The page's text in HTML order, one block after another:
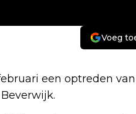
Voeg
een optreden